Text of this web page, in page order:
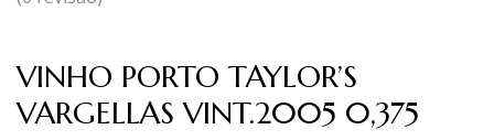
VINHO PORTO TAYLOR’S
VARGELLAS VINT.2005 0,375